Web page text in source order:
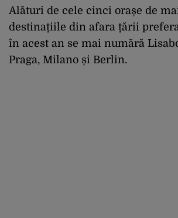
Alături de cele cinci orașe de
destinațiile din afara țării
în acest an se mai numără
Praga, Milano și Berlin.